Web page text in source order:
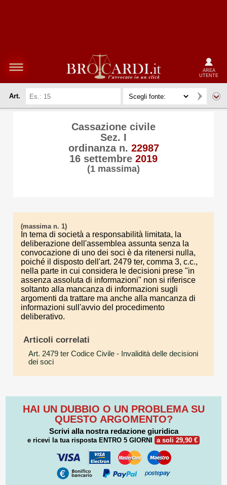
AREA
UTENTE
Art.
Cassazione civile
Sez. I
ordinanza n. 22987
16 settembre 2019
(1 massima)
(massima n. 1)
In tema di società a responsabilità limitata, la
deliberazione dell'assemblea assunta senza la
convocazione di uno dei soci è da ritenersi nulla,
poiché il disposto dell'art. 2479 ter, comma 3, c.c.,
nella parte in cui considera le decisioni prese "in
assenza assoluta di informazioni" non si riferisce
soltanto alla mancanza di informazioni sugli
argomenti da trattare ma anche alla mancanza di
informazioni sull'avvio del procedimento
deliberativo.
Articoli correlati
Art. 2479 ter Codice Civile - Invalidità delle decisioni
dei soci
HAI UN DUBBIO O UN PROBLEMA SU
QUESTO ARGOMENTO?
Scrivi alla nostra redazione giuridica
e ricevi la tua risposta ENTRO 5 GIORNI a soli 29,90 €